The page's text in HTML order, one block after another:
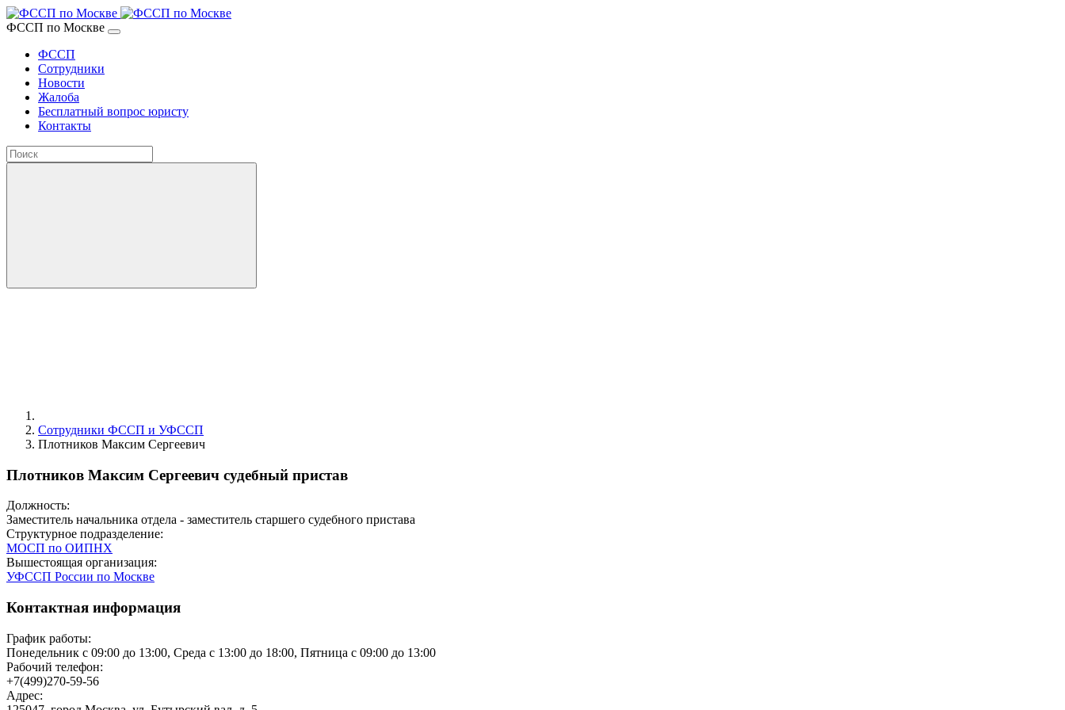
ФССП по Москве
ФССП
Сотрудники
Новости
Жалоба
Бесплатный вопрос юристу
Контакты
Сотрудники ФССП и УФССП
Плотников Максим Сергеевич
Плотников Максим Сергеевич судебный пристав
Должность:
Заместитель начальника отдела - заместитель старшего судебного пристава
Структурное подразделение:
МОСП по ОИПНХ
Вышестоящая организация:
УФССП России по Москве
Контактная информация
График работы:
Понедельник с 09:00 до 13:00, Среда с 13:00 до 18:00, Пятница с 09:00 до 13:00
Рабочий телефон:
+7(499)270-59-56
Адрес: